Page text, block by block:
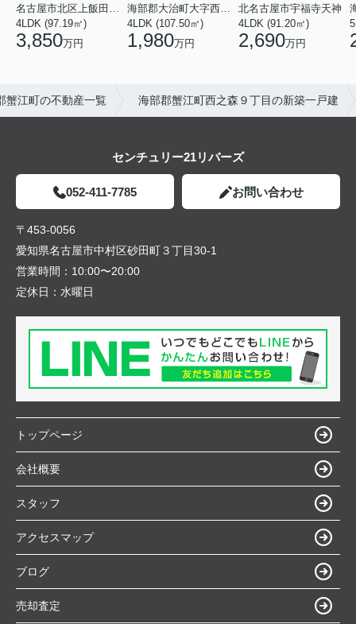
名古屋市北区上飯田北町４丁目
4LDK (97.19㎡)
3,850万円
海部郡大治町大字西條字北屋敷
4LDK (107.50㎡)
1,980万円
北名古屋市宇福寺天神
4LDK (91.20㎡)
2,690万円
蟹江町の不動産一覧 海部郡蟹江町西之森９丁目の新築一戸建
センチュリー21リバーズ
052-411-7785 お問い合わせ
〒453-0056
愛知県名古屋市中村区砂田町３丁目30-1
営業時間： 10:00〜20:00
定休日： 水曜日
トップページ
会社概要
スタッフ
アクセスマップ
ブログ
売却査定